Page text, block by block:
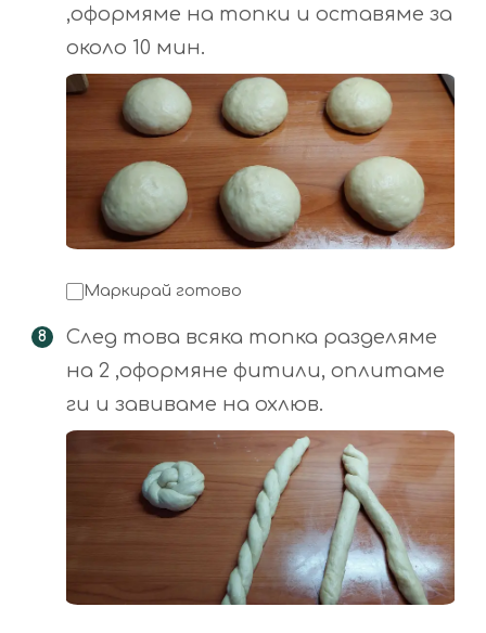
,оформяме на топки и оставяме за
около 10 мин.
Маркирай готово
След това всяка топка разделяме
на 2 ,оформяне фитили, оплитаме
ги и завиваме на охлюв.